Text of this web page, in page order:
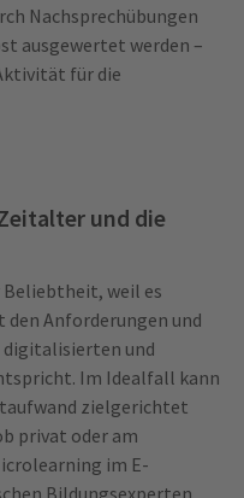
Nachsprechübungen
ausgewertet werden –
für die
und die
weil es
Anforderungen und
digitalisierten und
Im Idealfall kann
zielgerichtet
privat oder am
im E-
Bildungsexperten